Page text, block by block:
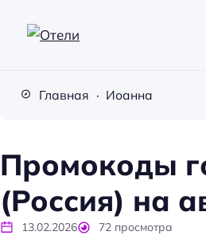
е Главная Иоанна
Промокоды
(Россия) на
13.02.2026 72 просмотра